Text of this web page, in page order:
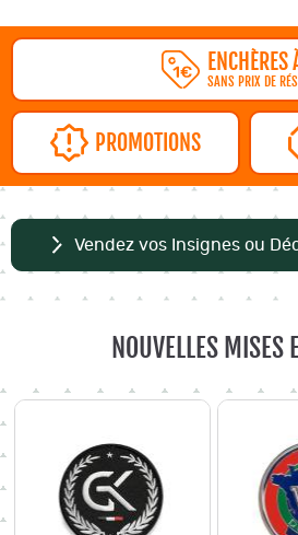
ENCHÈRES
SANS PRIX DE
PROMOTIONS
Vendez vos Insignes ou
NOUVELLES MISES